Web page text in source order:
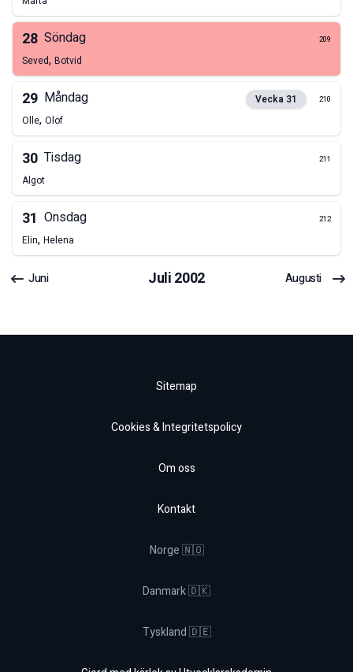
28 Söndag 209
Seved, Botvid
29 Måndag Vecka 31 210
Olle, Olof
30 Tisdag 211
Algot
31 Onsdag 212
Elin, Helena
Juni Juli2002 Augusti
Sitemap
Cookies & Integritetspolicy
Om oss
Kontakt
Norge 🇳🇴
Danmark 🇩🇰
Tyskland 🇩🇪